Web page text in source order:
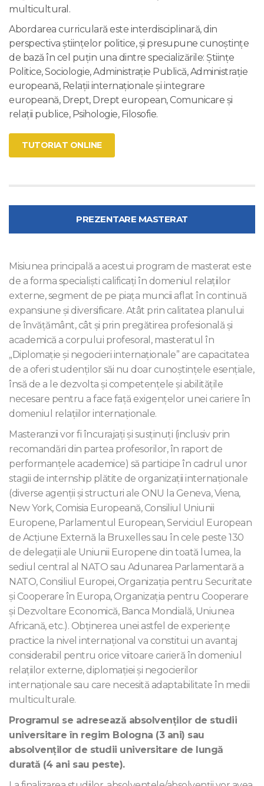
multicultural.
Abordarea curriculară este interdisciplinară, din
perspectiva științelor politice, și presupune cunoștințe
de bază în cel puțin una dintre specializările: Științe
Politice, Sociologie, Administrație Publică, Administrație
europeană, Relații internaționale și integrare
europeană, Drept, Drept european, Comunicare și
relații publice, Psihologie, Filosofie.
TUTORIAT ONLINE
PREZENTARE MASTERAT
Misiunea principală a acestui program de masterat este
de a forma specialiști calificați în domeniul relațiilor
externe, segment de pe piața muncii aflat în continuă
expansiune și diversificare. Atât prin calitatea planului
de învățământ, cât și prin pregătirea profesională și
academică a corpului profesoral, masteratul în
„Diplomație și negocieri internaționale” are capacitatea
de a oferi studenților săi nu doar cunoștințele esențiale,
însă de a le dezvolta și competențele și abilitățile
necesare pentru a face față exigențelor unei cariere în
domeniul relațiilor internaționale.
Masteranzii vor fi încurajați și susținuți (inclusiv prin
recomandări din partea profesorilor, în raport de
performanțele academice) să participe în cadrul unor
stagii de internship plătite de organizații internaționale
(diverse agenții și structuri ale ONU la Geneva, Viena,
New York, Comisia Europeană, Consiliul Uniunii
Europene, Parlamentul European, Serviciul European
de Acțiune Externă la Bruxelles sau în cele peste 130
de delegații ale Uniunii Europene din toată lumea, la
sediul central al NATO sau Adunarea Parlamentară a
NATO, Consiliul Europei, Organizația pentru Securitate
și Cooperare în Europa, Organizația pentru Cooperare
și Dezvoltare Economică, Banca Mondială, Uniunea
Africană, etc.). Obținerea unei astfel de experiențe
practice la nivel internațional va constitui un avantaj
considerabil pentru orice viitoare carieră în domeniul
relațiilor externe, diplomației și negocierilor
internaționale sau care necesită adaptabilitate în medii
multiculturale.
Programul se adresează absolvenţilor de studii
universitare în regim Bologna (3 ani) sau
absolvenţilor de studii universitare de lungă
durată (4 ani sau peste).